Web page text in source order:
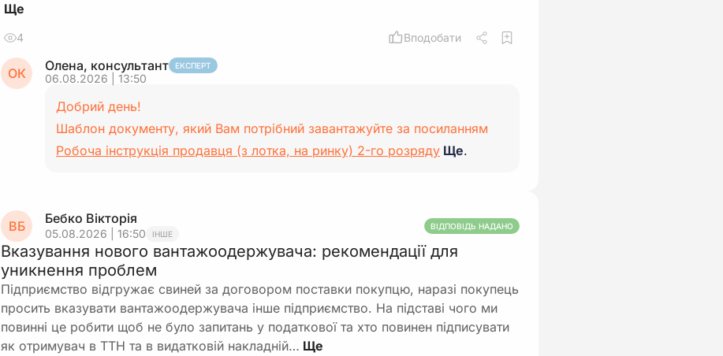
4 Вподобати
ОК Олена, консультант ЕКСПЕРТ
06.08.2026 | 13:50
Добрий день!
Шаблон документу, який Вам потрібний завантажуйте за посиланням
Робоча інструкція продавця (з лотка, на ринку) 2-го розряду Ще.
ВБ Бебко Вікторія
05.08.2026 | 16:50 ІНШЕ
ВІДПОВІДЬ НАДАНО
Вказування нового вантажоодержувача: рекомендації для
уникнення проблем
Підприємство відгружає свиней за договором поставки покупцю, наразі покупець
просить вказувати вантажоодержувача інше підприємство. На підставі чого ми
повинні це робити щоб не було запитань у податкової та хто повинен підписувати
як отримувач в ТТН та в видатковій накладній…